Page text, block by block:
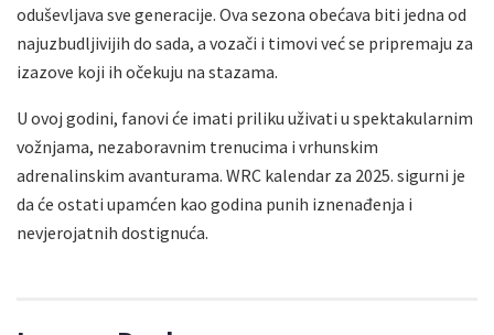
oduševljava sve generacije. Ova sezona obećava biti jedna od
najuzbudljivijih do sada, a vozači i timovi već se pripremaju za
izazove koji ih očekuju na stazama.
U ovoj godini, fanovi će imati priliku uživati u spektakularnim
vožnjama, nezaboravnim trenucima i vrhunskim
adrenalinskim avanturama. WRC kalendar za 2025. sigurni je
da će ostati upamćen kao godina punih iznenađenja i
nevjerojatnih dostignuća.